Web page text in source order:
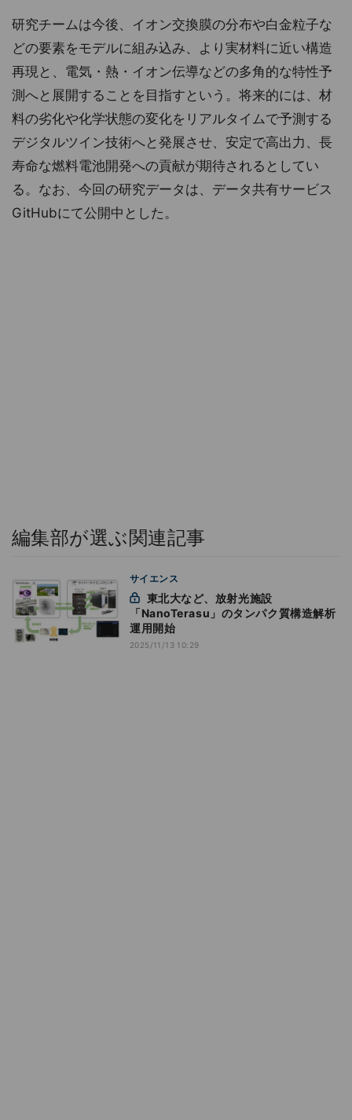
研究チームは今後、イオン交換膜の分布や白金粒子な
どの要素をモデルに組み込み、より実材料に近い構造
再現と、電気・熱・イオン伝導などの多角的な特性予
測へと展開することを目指すという。将来的には、材
料の劣化や化学状態の変化をリアルタイムで予測する
デジタルツイン技術へと発展させ、安定で高出力、長
寿命な燃料電池開発への貢献が期待されるとしてい
る。なお、今回の研究データは、データ共有サービス
GitHubにて公開中とした。
編集部が選ぶ関連記事
サイエンス
「NanoTerasu」のタンパク質構造解析
運用開始
2025/11/13 10:29